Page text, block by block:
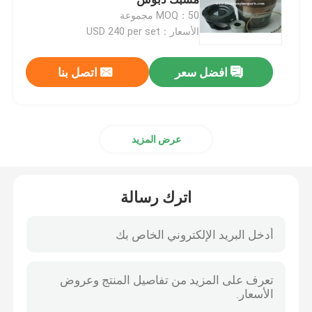
تحمل محرك الديزل
دبوس مكبس المحرك
صمامات العادم
MOQ：50 مجموعة
الأسعار：USD 240 per set
افضل سعر اتصل بنا
عرض المزيد
اترك رسالة